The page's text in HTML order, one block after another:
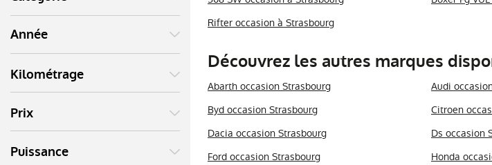
Année
Kilométrage
Prix
Puissance
Rifter occasion à Strasbourg
Découvrez les autres marques
Abarth occasion Strasbourg Audi
Byd occasion Strasbourg
Citroen
Dacia occasion Strasbourg
Ds occasion
Ford occasion Strasbourg
Honda